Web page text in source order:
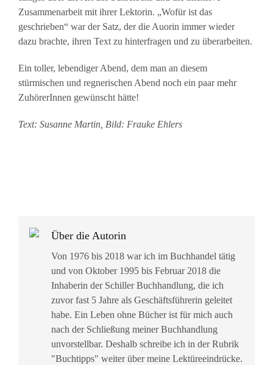
Zusammenarbeit mit ihrer Lektorin. „Wofür ist das
geschrieben“ war der Satz, der die Auorin immer wieder
dazu brachte, ihren Text zu hinterfragen und zu überarbeiten.
Ein toller, lebendiger Abend, dem man an diesem
stürmischen und regnerischen Abend noch ein paar mehr
ZuhörerInnen gewünscht hätte!
Text: Susanne Martin, Bild: Frauke Ehlers
Über die Autorin
Von 1976 bis 2018 war ich im Buchhandel tätig
und von Oktober 1995 bis Februar 2018 die
Inhaberin der Schiller Buchhandlung, die ich
zuvor fast 5 Jahre als Geschäftsführerin geleitet
habe. Ein Leben ohne Bücher ist für mich auch
nach der Schließung meiner Buchhandlung
unvorstellbar. Deshalb schreibe ich in der Rubrik
"Buchtipps" weiter über meine Lektüreeindrücke.